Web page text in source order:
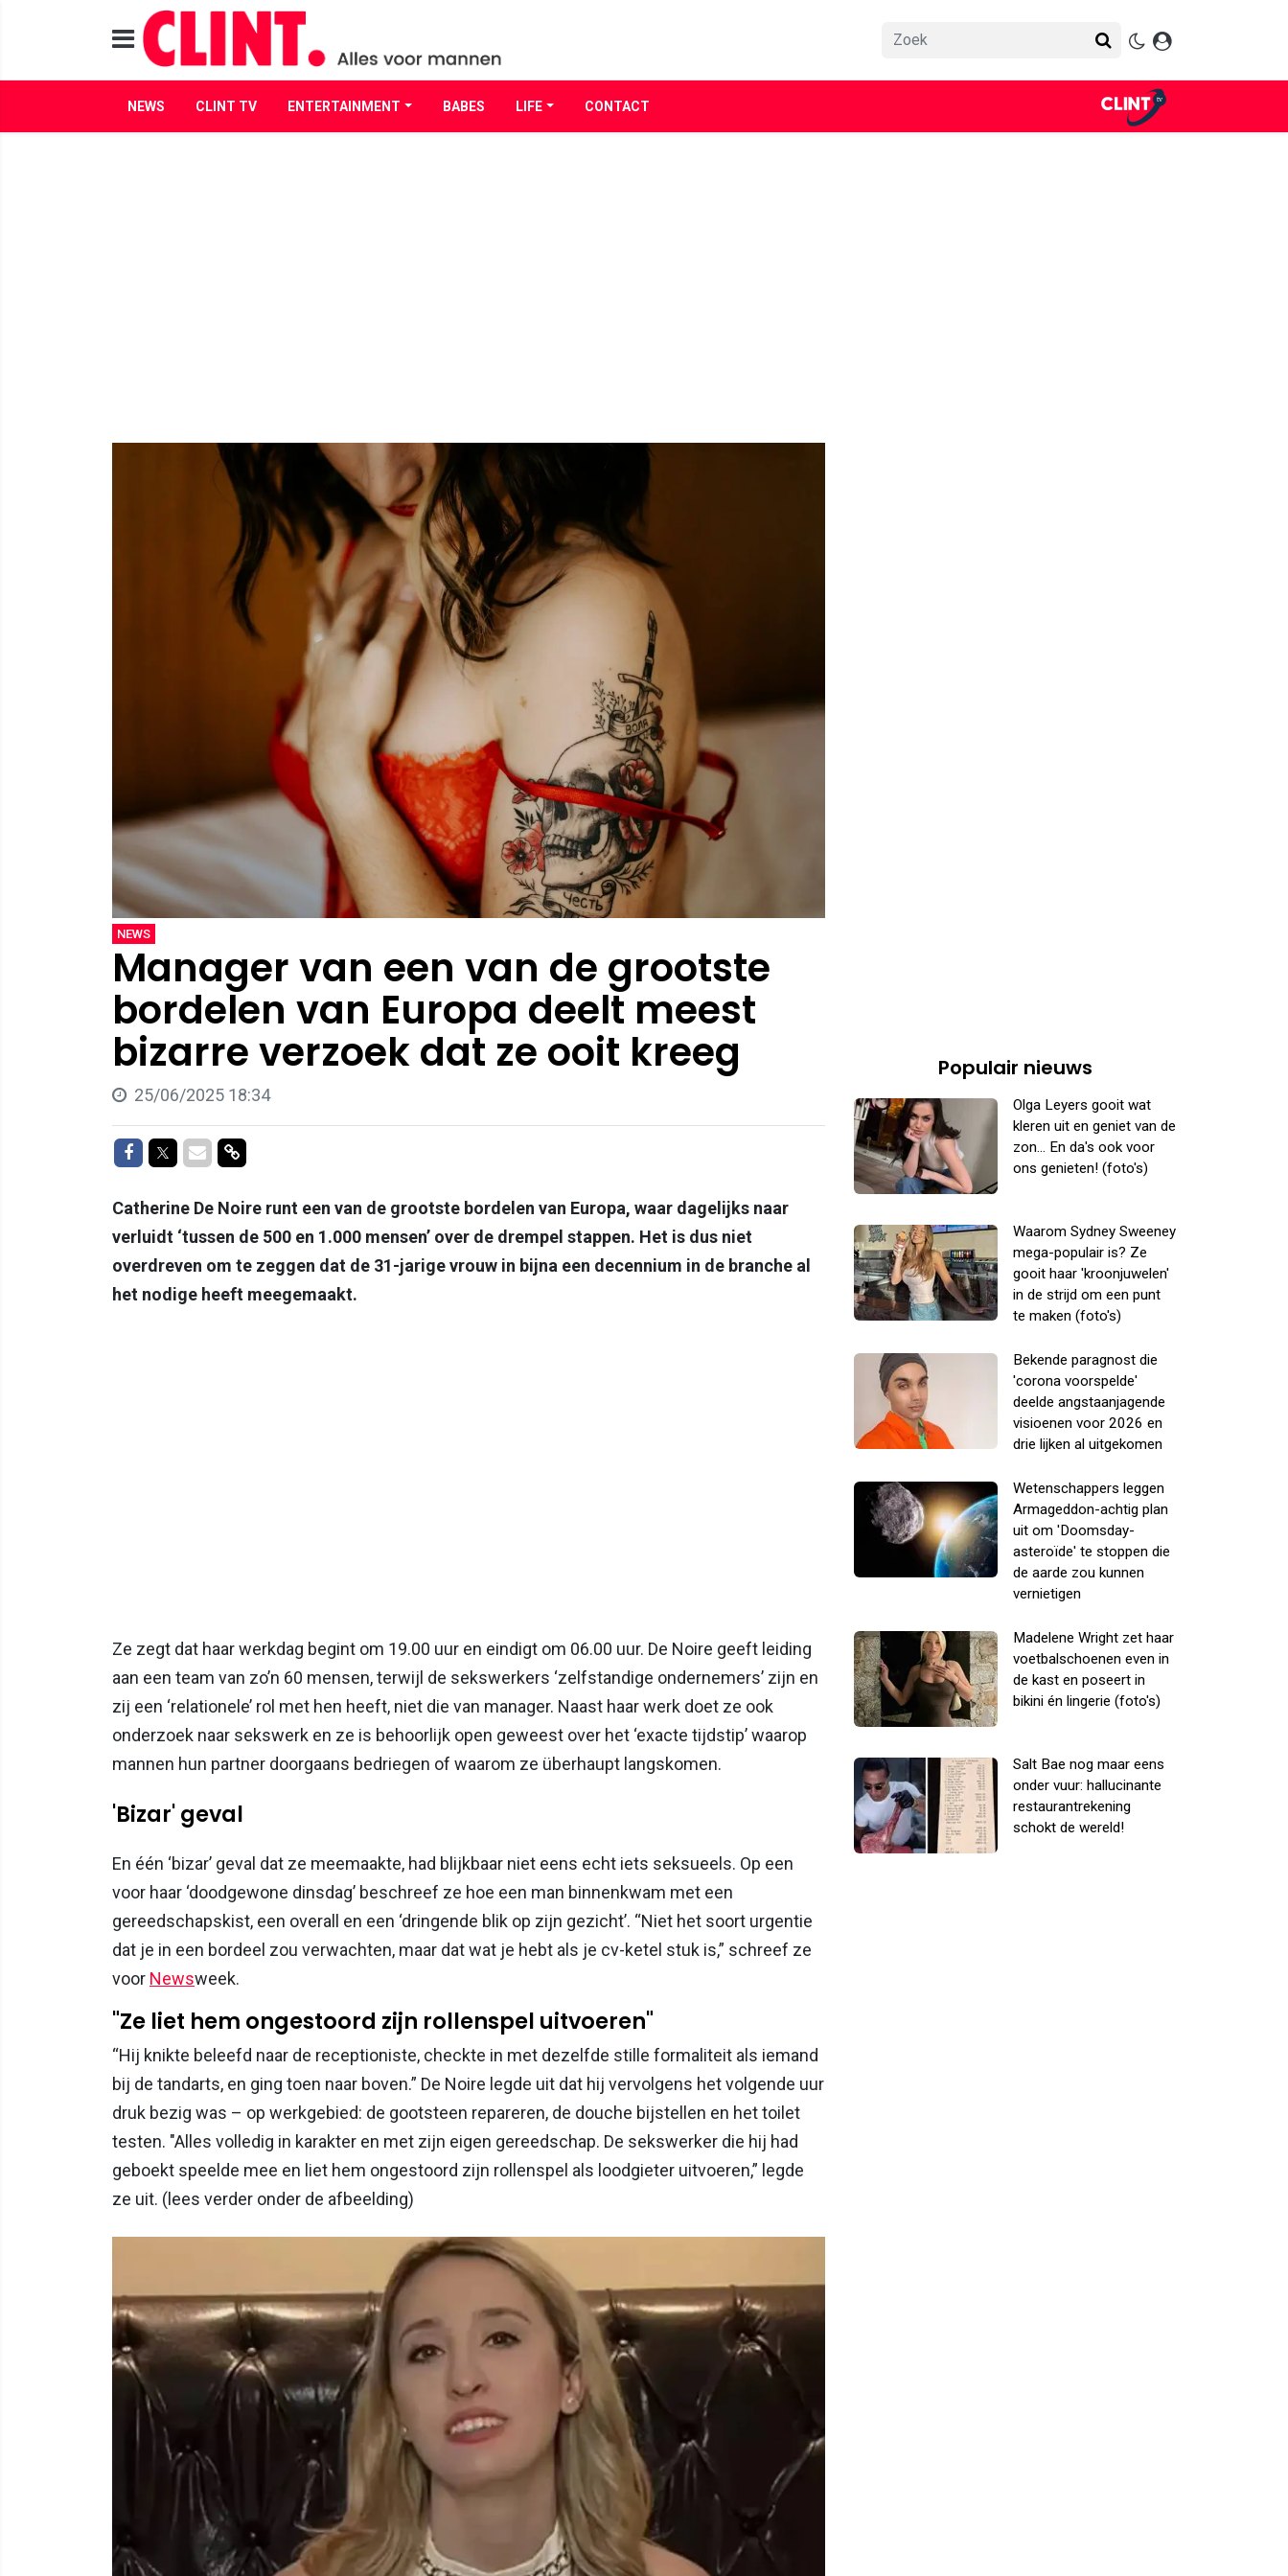
NEWS CLINT TV ENTERTAINMENT BABES LIFE CONTACT
NEWS
Manager van een van de grootste
bordelen van Europa deelt meest
bizarre verzoek dat ze ooit kreeg
25/06/2025 18:34
Delen op Facebook
Delen op Twitter
Delen via Mail
Delen via link
Catherine De Noire runt een van de grootste bordelen van Europa, waar dagelijks naar
verluidt ‘tussen de 500 en 1.000 mensen’ over de drempel stappen. Het is dus niet
overdreven om te zeggen dat de 31-jarige vrouw in bijna een decennium in de branche al
het nodige heeft meegemaakt.
Ze zegt dat haar werkdag begint om 19.00 uur en eindigt om 06.00 uur. De Noire geeft leiding
aan een team van zo’n 60 mensen, terwijl de sekswerkers ‘zelfstandige ondernemers’ zijn en
zij een ‘relationele’ rol met hen heeft, niet die van manager. Naast haar werk doet ze ook
onderzoek naar sekswerk en ze is behoorlijk open geweest over het ‘exacte tijdstip’ waarop
mannen hun partner doorgaans bedriegen of waarom ze überhaupt langskomen.
'Bizar' geval
En één ‘bizar’ geval dat ze meemaakte, had blijkbaar niet eens echt iets seksueels. Op een
voor haar ‘doodgewone dinsdag’ beschreef ze hoe een man binnenkwam met een
gereedschapskist, een overall en een ‘dringende blik op zijn gezicht’. “Niet het soort urgentie
dat je in een bordeel zou verwachten, maar dat wat je hebt als je cv-ketel stuk is,” schreef ze
voor Newsweek.
"Ze liet hem ongestoord zijn rollenspel uitvoeren"
“Hij knikte beleefd naar de receptioniste, checkte in met dezelfde stille formaliteit als iemand
bij de tandarts, en ging toen naar boven.” De Noire legde uit dat hij vervolgens het volgende uur
druk bezig was – op werkgebied: de gootsteen repareren, de douche bijstellen en het toilet
testen. "Alles volledig in karakter en met zijn eigen gereedschap. De sekswerker die hij had
geboekt speelde mee en liet hem ongestoord zijn rollenspel als loodgieter uitvoeren,” legde
ze uit. (lees verder onder de afbeelding)
Populair nieuws
Olga Leyers gooit wat
kleren uit en geniet van de
zon... En da's ook voor
ons genieten! (foto's)
Waarom Sydney Sweeney
mega-populair is? Ze
gooit haar 'kroonjuwelen'
in de strijd om een punt
te maken (foto's)
Bekende paragnost die
'corona voorspelde'
deelde angstaanjagende
visioenen voor 2026 en
drie lijken al uitgekomen
Wetenschappers leggen
Armageddon-achtig plan
uit om 'Doomsday-
asteroïde' te stoppen die
de aarde zou kunnen
vernietigen
Madelene Wright zet haar
voetbalschoenen even in
de kast en poseert in
bikini én lingerie (foto's)
Salt Bae nog maar eens
onder vuur: hallucinante
restaurantrekening
schokt de wereld!